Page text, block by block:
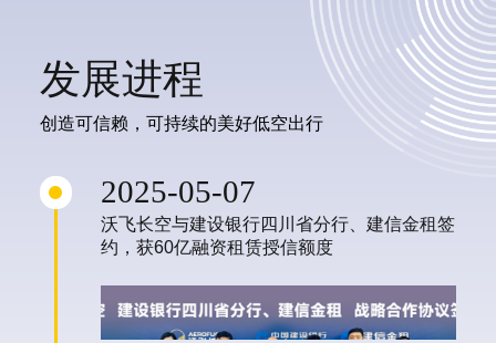
发展进程
创造可信赖，可持续的美好低空出行
2025-05-07
沃飞长空与建设银行四川省分行、建信金租签
约，获60亿融资租赁授信额度